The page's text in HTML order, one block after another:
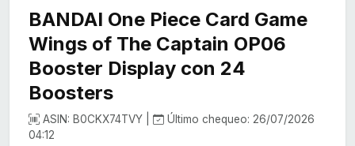
BANDAI One Piece Card Game
Wings of The Captain OP06
Booster Display con 24
Boosters
ASIN: B0CKX74TVY |
Último chequeo: 26/07/2026
04:12